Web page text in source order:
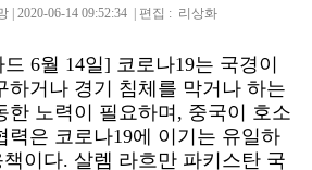
핫 TV 문화
관광 오피니언
| 2020-06-14 09:52:34 | 편집 : 리상화
6월 14일] 코로나19는 국경이
하거나 경기 침체를 막거나 하는
한 노력이 필요하며, 중국이 호소
력은 코로나19에 이기는 유일하
이다. 살렘 라흐만 파키스탄 국